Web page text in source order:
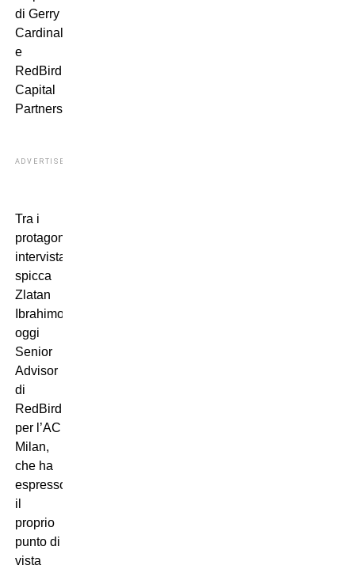
di Gerry
Cardinale
e
RedBird
Capital
Partners.
ADVERTISEMENT
Tra i
protagonisti
intervistati
spicca
Zlatan
Ibrahimovic,
oggi
Senior
Advisor
di
RedBird
per l’AC
Milan,
che ha
espresso
il
proprio
punto di
vista